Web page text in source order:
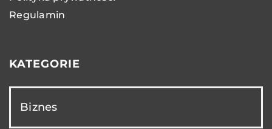
Regulamin
KATEGORIE
Biznes